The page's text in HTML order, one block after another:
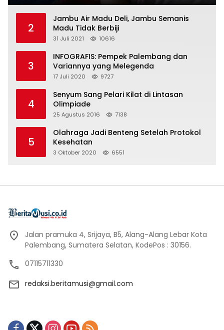
2
Jambu Air Madu Deli, Jambu Semanis
Madu Tidak Berbiji
31 Juli 2021 10616
3
INFOGRAFIS: Pempek Palembang dan
Variannya yang Melegenda
17 Juli 2020 9727
4
Senyum Sang Pelari Kilat di Lintasan
Olimpiade
25 Agustus 2016 7138
5
Olahraga Jadi Benteng Setelah Protokol
Kesehatan
3 Oktober 2020 6551
Jalan pramuka 4, Srijaya, B5, Alang-Alang Lebar Kota
Palembang, Sumatera Selatan, KodePos : 30156.
07115711330
redaksi.beritamusi@gmail.com